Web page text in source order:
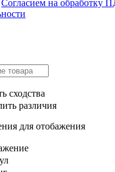
Согласием на обработку
сходства
различия
для отобажения